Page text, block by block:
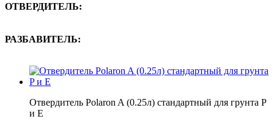
ОТВЕРДИТЕЛЬ:
РАЗБАВИТЕЛЬ:
Отвердитель Polaron A (0.25л) стандартный для грунта P
и E